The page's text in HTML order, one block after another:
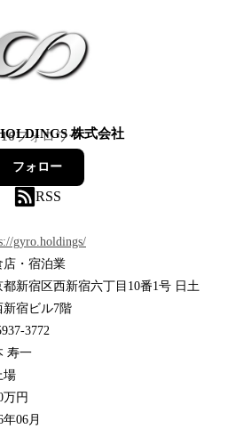
株式会社
フォロワー
フォロー
RSS
gyro.holdings/
店・宿泊業
都新宿区西新宿六丁目10番1号 日土
新宿ビル7階
3772
寿一
場
万円
年06月